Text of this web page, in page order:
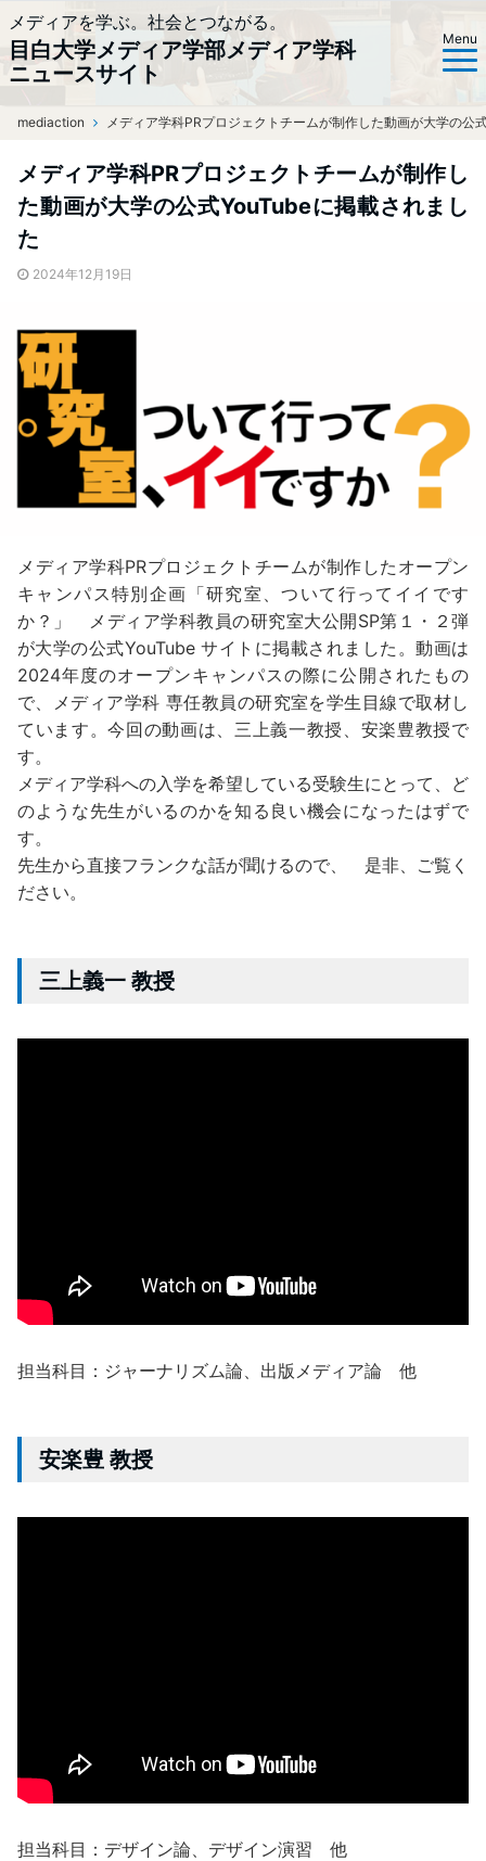
メディアを学ぶ。社会とつながる。
目白大学メディア学部メディア学科
ニュースサイト
Menu
ホーム
mediaction メディア学科PRプロジェクトチームが制作した動画が大学の公
メディア学科PRプロジェクトチームが制作し
た動画が大学の公式YouTubeに掲載されまし
た
2024年12月19日
メディア学科PRプロジェクトチームが制作したオープン
キャンパス特別企画「研究室、ついて行ってイイです
か？」 メディア学科教員の研究室大公開SP第１・２弾
が大学の公式YouTube サイトに掲載されました。動画は
2024年度のオープンキャンパスの際に公開されたもの
で、メディア学科 専任教員の研究室を学生目線で取材し
ています。今回の動画は、三上義一教授、安楽豊教授で
す。
メディア学科への入学を希望している受験生にとって、ど
のような先生がいるのかを知る良い機会になったはずで
す。
先生から直接フランクな話が聞けるので、 是非、ご覧く
ださい。
三上義一 教授
担当科目：ジャーナリズム論、出版メディア論 他
安楽豊 教授
担当科目：デザイン論、デザイン演習 他